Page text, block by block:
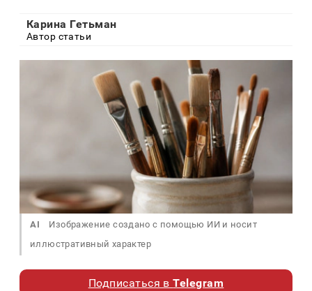
Карина Гетьман
Автор статьи
AI
Изображение создано с помощью ИИ и носит
иллюстративный характер
Подписаться вTelegram